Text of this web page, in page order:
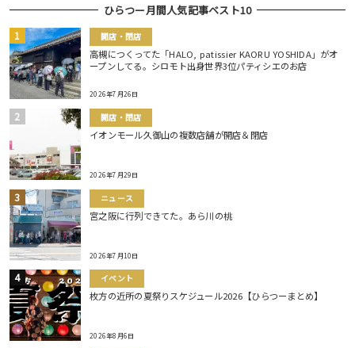
ひらつー月間人気記事ベスト10
開店・閉店
高槻につくってた「HALO, patissier KAORU YOSHIDA」がオ
ープンしてる。シロモト出身世界3位パティシエのお店
2026年7月26日
開店・閉店
イオンモール久御山の複数店舗が開店＆閉店
2026年7月29日
ニュース
宮之阪に行列できてた。あら川の桃
2026年7月10日
イベント
枚方の近所の夏祭りスケジュール2026【ひらつーまとめ】
2026年8月6日